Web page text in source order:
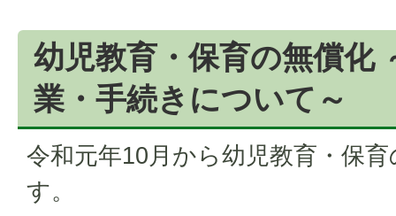
幼児教育・保育の無償化
業・手続きについて～
令和元年10月から幼児教育・保
す。